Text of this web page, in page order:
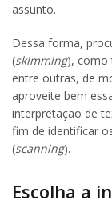
assunto.
Dessa forma,
(skimming), como
entre outras, de
aproveite bem
interpretação de
fim de identificar
(scanning).
Escolha a